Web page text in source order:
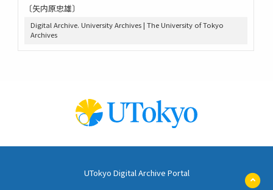
〔矢内原忠雄〕
Digital Archive. University Archives | The University of Tokyo
Archives
UTokyo Digital Archive Portal
ペ